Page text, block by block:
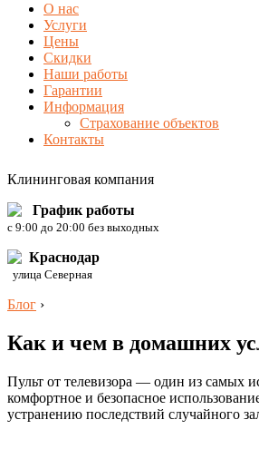
О нас
Услуги
Цены
Скидки
Наши работы
Гарантии
Информация
Страхование объектов
Контакты
Клининговая компания
График работы
c 9:00 до 20:00 без выходных
Краснодар
улица Северная
Блог ›
Как и чем в домашних
Пульт от телевизора — один из самых
комфортное и безопасное
устранению последствий случайного